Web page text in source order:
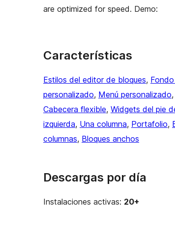
are optimized for speed. Demo:
Características
Estilos del editor de bloques,
personalizado, Menú personalizado,
Cabecera flexible, Widgets del pie
izquierda, Una columna, Portafolio,
columnas, Bloques anchos
Descargas por día
Instalaciones activas: 20+